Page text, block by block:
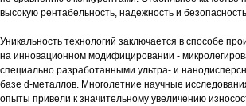
высокую рентабельность, надежность и
Уникальность технологий заключается в способе
на инновационном модифицировании -
специально разработанными ультра- и
базе d-металлов. Многолетние научные
опыты привели к значительному увеличению